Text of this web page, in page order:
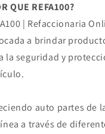
QUE REFA100?
| Refaccionaria
a brindar
la seguridad y
auto partes de
a través de